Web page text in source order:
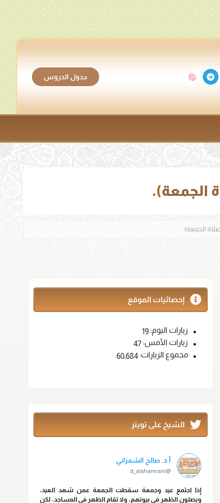
جدول الدروس
إحصائيات الموقع
زيارات اليوم:19
زيارات الأمس:47
مجموع الزيارات: 60٬684
الشيخ على تويتر
أ.د. صالح الشمراني
@d_alshamrani
إذا اجتمع عيد وجمعة سقطت الجمعة عمن شهد العيد،
ويصلون الظهر في بيوتهم، ولا تقام الظهر في المساجد، لكن